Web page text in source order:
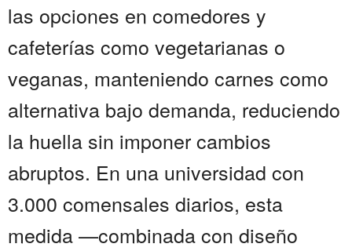
las opciones en comedores y
cafeterías como vegetarianas o
veganas, manteniendo carnes como
alternativa bajo demanda, reduciendo
la huella sin imponer cambios
abruptos. En una universidad con
3.000 comensales diarios, esta
medida —combinada con diseño